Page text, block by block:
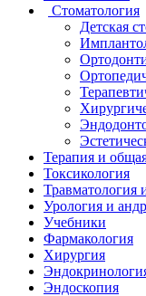
Стоматология
Детская
Терапия и
Токсикология
Травматология
Урология и
Учебники
Фармакология
Хирургия
Эндоскопия